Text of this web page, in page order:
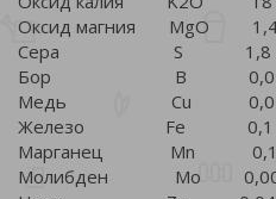
Оксид магния MgO
Сера S 1,8
Бор B
Медь Cu
Железо Fe 0,1
Марганец Mn 0,1
Молибден Mo